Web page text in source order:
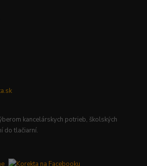
kancelárskych potrieb, školských
do tlačiarní.